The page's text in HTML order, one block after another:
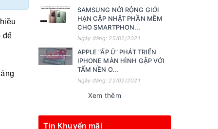
để
SAMSUNG NỚI RỘNG GIỚI
HẠN CẬP NHẬT PHẦN MỀM
CHO SMARTPHON...
Ngày đăng: 25/02/2021
APPLE “ẤP Ủ” PHÁT TRIỂN
IPHONE MÀN HÌNH GẬP VỚI
TẤM NỀN O...
Ngày đăng: 22/02/2021
Xem thêm
Tin Khuyến mãi